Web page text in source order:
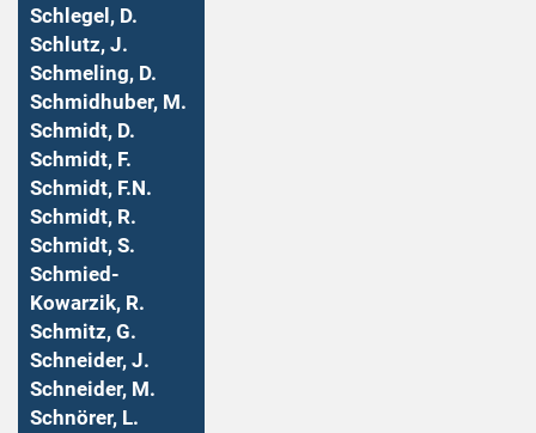
Schlegel, D.
Schlutz, J.
Schmeling, D.
Schmidhuber, M.
Schmidt, D.
Schmidt, F.
Schmidt, F.N.
Schmidt, R.
Schmidt, S.
Schmied-
Kowarzik, R.
Schmitz, G.
Schneider, J.
Schneider, M.
Schnörer, L.